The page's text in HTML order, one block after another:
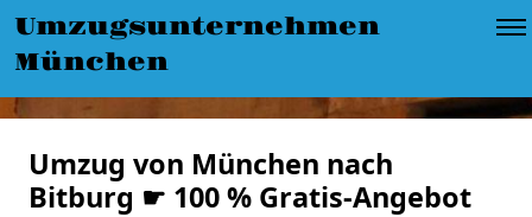
Umzugsunternehmen
München
Umzug von München nach
Bitburg ☛ 100 % Gratis-Angebot